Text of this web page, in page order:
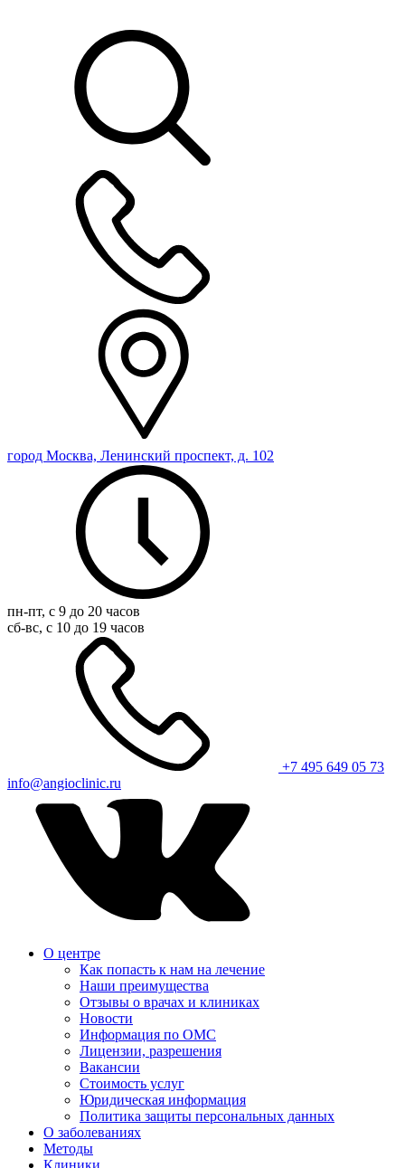
город Москва, Ленинский проспект, д. 102
пн-пт, с 9 до 20 часов
сб-вс, с 10 до 19 часов
+7 495 649 05 73
info@angioclinic.ru
О центре
Как попасть к нам на лечение
Наши преимущества
Отзывы о врачах и клиниках
Новости
Информация по ОМС
Лицензии, разрешения
Вакансии
Стоимость услуг
Юридическая информация
Политика защиты персональных данных
О заболеваниях
Методы
Клиники